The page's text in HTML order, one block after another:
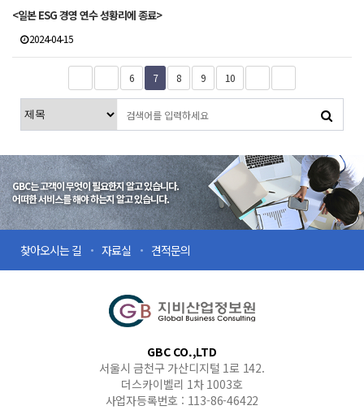
<일본 ESG 경영 연수 성황리에 종료>
2024-04-15
6 7 8 9 10
GBC는 고객이 무엇이 필요한지 알고 있습니다.
어떠한 서비스를 해야 하는지 알고 있습니다.
찾아오시는 길 자료실 견적문의
GBC CO.,LTD
서울시 금천구 가산디지털 1로 142.
더스카이벨리 1차 1003호
사업자등록번호 : 113-86-46422